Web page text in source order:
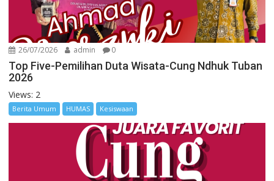
26/07/2026 admin 0
Top Five-Pemilihan Duta Wisata-Cung Ndhuk Tuban
2026
Views: 2
Berita Umum HUMAS Kesiswaan